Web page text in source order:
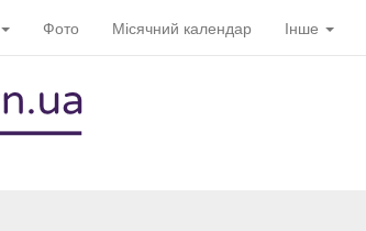
Фото Місячний календар Інше